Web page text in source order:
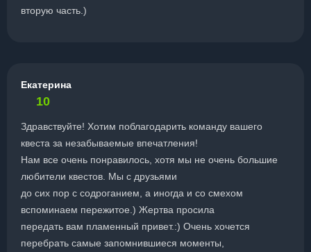
вторую часть.)
Екатерина
10
Здравствуйте! Хотим поблагодарить команду вашего
квеста за незабываемые впечатления!
Нам все очень понравилось, хотя мы не очень большие
любители квестов. Мы с друзьями
до сих пор с содроганием, а иногда и со смехом
вспоминаем пережитое.) Жертва просила
передать вам пламенный привет.:) Очень хочется
перебрать самые запомнившиеся моменты,